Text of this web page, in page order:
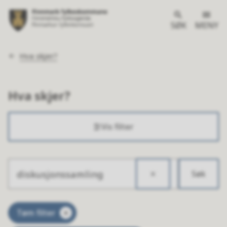
SØK MENY
Du
Hva skjer?
Hva skjer?
Vis filter
Søketekst Søk
Resultat
Tøm filter